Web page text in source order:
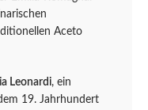
Aceto
Leonardi, ein
19. Jahrhundert